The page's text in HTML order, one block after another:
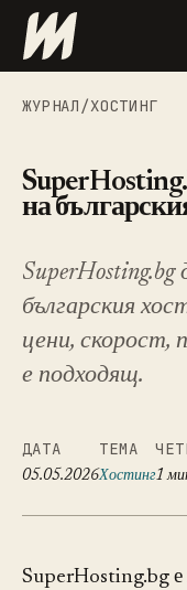
ЖУРНАЛ /ХОСТИНГ
на
българския
цени, скорост,
е подходящ.
ДАТА
05.05.2026
ТЕМА
Хостинг1
SuperHosting.bg е